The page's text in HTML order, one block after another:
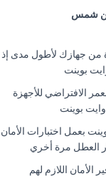
شمس
من جهازك لأطول مدى إذ
بوينت
الافتراضي للأجهزة
بوينت
بعمل اختبارات الأمان
العطل مرة أخري
اللازم لهم